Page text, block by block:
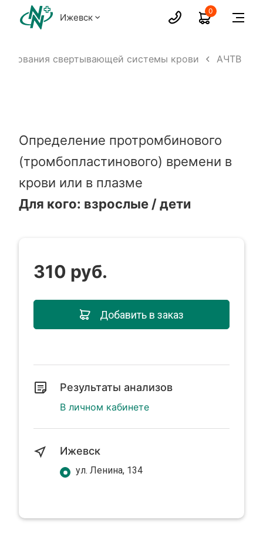
Ижевск
0
свертывающей системы крови АЧТВ
Определение протромбинового
(тромбопластинового) времени в
крови или в плазме
Для кого: взрослые / дети
310 руб.
Добавить в заказ
Результаты анализов
В личном кабинете
Ижевск
ул. Ленина, 134